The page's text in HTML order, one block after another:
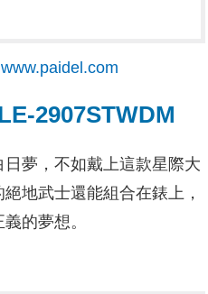
www.paidel.com
2907STWDM
夢，不如戴上這款星際大
地武士還能組合在錶上，
的夢想。